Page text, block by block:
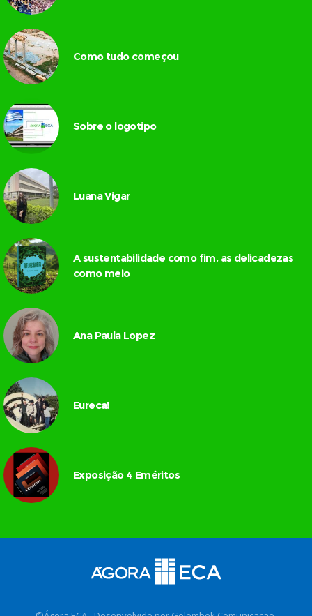
Como tudo começou
Sobre o logotipo
Luana Vigar
A sustentabilidade como fim, as delicadezas
como meio
Ana Paula Lopez
Eureca!
Exposição 4 Eméritos